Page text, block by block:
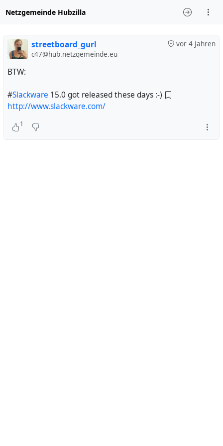
Netzgemeinde Hubzilla
vor 4 Jahren
streetboard_gurl
c47@hub.netzgemeinde.eu
BTW:
#Slackware 15.0 got released these days :-)
http://www.slackware.com/
1